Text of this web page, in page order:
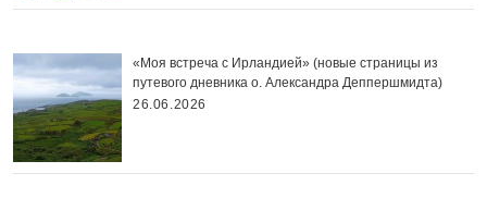
«Моя встреча с Ирландией» (новые страницы из
путевого дневника о. Александра Деппершмидта)
26.06.2026